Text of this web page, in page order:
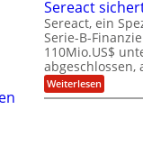
u
c
k
n
-
u
n
d
A
n
l
g
r
a
f
i
e
:
f
t
o
l
a
b
s
-
R
Sereact
Sereact, ein
Serie-B-
110Mio.US$
abgeschlossen,
Weiterlesen:
S